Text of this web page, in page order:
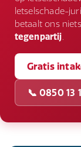
uitgaven.
eventuele
dagelijkse
voorkomen.
letselschade-
betaalt ons
tegenpartij
Gratis
📞 0850 13